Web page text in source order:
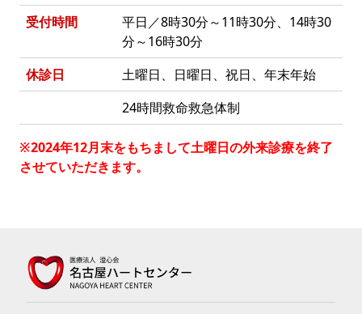
受付時間
平日／8時30分～11時30分、14時30
分～16時30分
休診日
土曜日、日曜日、祝日、年末年始
24時間救命救急体制
※2024年12月末をもちまして土曜日の外来診療を終了
させていただきます。